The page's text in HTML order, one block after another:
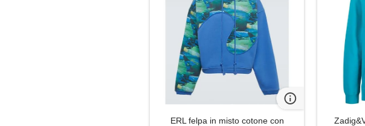
ERL felpa in misto cotone con